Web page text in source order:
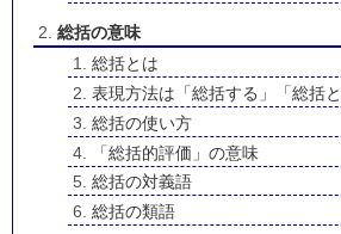
総括の意味
総括とは
表現方法は「総括する」「総括
総括の使い方
「総括的評価」の意味
総括の対義語
総括の類語